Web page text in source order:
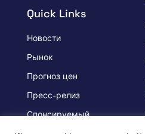
Quick Links
Новости
Рынок
Прогноз цен
Пресс-релиз
Спонсируемый